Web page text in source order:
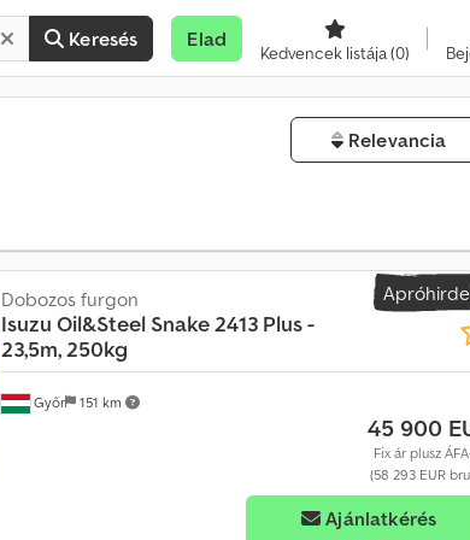
Keresés Elad
Kedvencek listája(0)
Relevancia
Győr 151 km
Dobozos furgon
Isuzu Oil&Steel Snake 2413 Plus -
23,5m, 250kg
45 900
Fix ár plusz
(58 293 EUR
Ajánlatkérés
É
r
t
é
k